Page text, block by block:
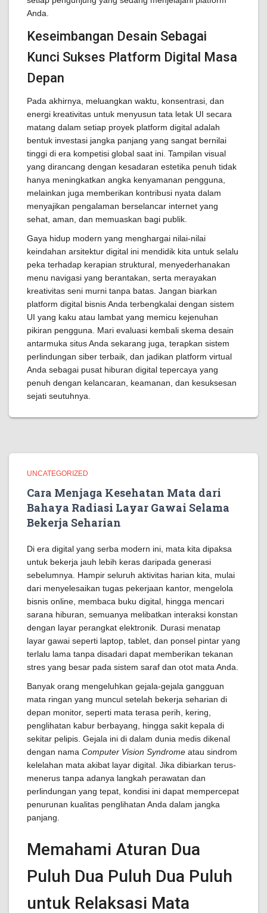
Anda.
Keseimbangan Desain Sebagai
Kunci Sukses Platform Digital Masa
Depan
Pada akhirnya, meluangkan waktu, konsentrasi, dan
energi kreativitas untuk menyusun tata letak UI secara
matang dalam setiap proyek platform digital adalah
bentuk investasi jangka panjang yang sangat bernilai
tinggi di era kompetisi global saat ini. Tampilan visual
yang dirancang dengan kesadaran estetika penuh tidak
hanya meningkatkan angka kenyamanan pengguna,
melainkan juga memberikan kontribusi nyata dalam
menyajikan pengalaman berselancar internet yang
sehat, aman, dan memuaskan bagi publik.
Gaya hidup modern yang menghargai nilai-nilai
keindahan arsitektur digital ini mendidik kita untuk selalu
peka terhadap kerapian struktural, menyederhanakan
menu navigasi yang berantakan, serta merayakan
kreativitas seni murni tanpa batas. Jangan biarkan
platform digital bisnis Anda terbengkalai dengan sistem
UI yang kaku atau lambat yang memicu kejenuhan
pikiran pengguna. Mari evaluasi kembali skema desain
antarmuka situs Anda sekarang juga, terapkan sistem
perlindungan siber terbaik, dan jadikan platform virtual
Anda sebagai pusat hiburan digital tepercaya yang
penuh dengan kelancaran, keamanan, dan kesuksesan
sejati seutuhnya.
UNCATEGORIZED
Cara Menjaga Kesehatan Mata dari
Bahaya Radiasi Layar Gawai Selama
Bekerja Seharian
Di era digital yang serba modern ini, mata kita dipaksa
untuk bekerja jauh lebih keras daripada generasi
sebelumnya. Hampir seluruh aktivitas harian kita, mulai
dari menyelesaikan tugas pekerjaan kantor, mengelola
bisnis online, membaca buku digital, hingga mencari
sarana hiburan, semuanya melibatkan interaksi konstan
dengan layar perangkat elektronik. Durasi menatap
layar gawai seperti laptop, tablet, dan ponsel pintar yang
terlalu lama tanpa disadari dapat memberikan tekanan
stres yang besar pada sistem saraf dan otot mata Anda.
Banyak orang mengeluhkan gejala-gejala gangguan
mata ringan yang muncul setelah bekerja seharian di
depan monitor, seperti mata terasa perih, kering,
penglihatan kabur berbayang, hingga sakit kepala di
sekitar pelipis. Gejala ini di dalam dunia medis dikenal
dengan nama Computer Vision Syndrome atau sindrom
kelelahan mata akibat layar digital. Jika dibiarkan terus-
menerus tanpa adanya langkah perawatan dan
perlindungan yang tepat, kondisi ini dapat mempercepat
penurunan kualitas penglihatan Anda dalam jangka
panjang.
Memahami Aturan Dua
Puluh Dua Puluh Dua Puluh
untuk Relaksasi Mata